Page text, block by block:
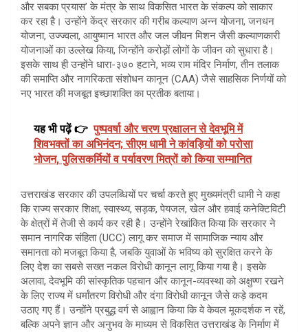
और सबका प्रयास’ के मंत्र के साथ विकसित भारत के संकल्प को साकार
कर रहा है। उन्होंने केंद्र सरकार की गरीब कल्याण अन्न योजना, जनधन
योजना, उज्ज्वला, आयुष्मान भारत और जल जीवन मिशन जैसी कल्याणकारी
योजनाओं का उल्लेख किया, जिन्होंने करोड़ों लोगों के जीवन को सुधारा है।
इसके साथ ही उन्होंने धारा-३७० हटाने, भव्य राम मंदिर निर्माण, तीन तलाक
की समाप्ति और नागरिकता संशोधन कानून (CAA) जैसे साहसिक निर्णयों को
नए भारत की मजबूत इच्छाशक्ति का प्रतीक बताया।
यह भी पढ़ें 👉 पुष्पवर्षा और चरण प्रक्षालन से देवभूमि में
शिवभक्तों का अभिनंदन; सीएम धामी ने कांवड़ियों को परोसा
भोजन, पुलिसकर्मियों व पर्यावरण मित्रों को किया सम्मानित
उत्तराखंड सरकार की उपलब्धियों पर चर्चा करते हुए मुख्यमंत्री धामी ने कहा
कि राज्य सरकार शिक्षा, स्वास्थ्य, सड़क, पेयजल, खेल और हवाई कनेक्टिविटी
के क्षेत्रों में तेजी से कार्य कर रही है। उन्होंने रेखांकित किया कि सरकार ने
समान नागरिक संहिता (UCC) लागू कर समाज में सामाजिक न्याय और
समानता को मजबूत किया है, जबकि युवाओं के भविष्य को सुरक्षित करने के
लिए देश का सबसे सख्त नकल विरोधी कानून लागू किया गया है। इसके
अलावा, देवभूमि की सांस्कृतिक पहचान और कानून-व्यवस्था को अक्षुण्ण रखने
के लिए राज्य में धर्मांतरण विरोधी और दंगा विरोधी कानून जैसे कड़े कदम
उठाए गए हैं। उन्होंने प्रबुद्ध वर्ग से आह्वान किया कि वे केवल मूकदर्शक न रहें,
बल्कि अपने ज्ञान और अनुभव के माध्यम से विकसित उत्तराखंड के निर्माण में